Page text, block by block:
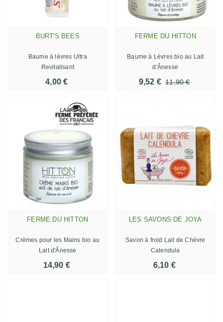
BURT'S BEES
Baume à lèvres Ultra
Revitalisant
4,00 €
FERME DU HITTON
Baume à Lèvres bio au Lait
d'Ânesse
9,52 € 11,90 €
FERME DU HITTON
Crèmes pour les Mains bio au
Lait d'Ânesse
14,90 €
LES SAVONS DE JOYA
Savon à froid Lait de Chèvre
Calendula
6,10 €